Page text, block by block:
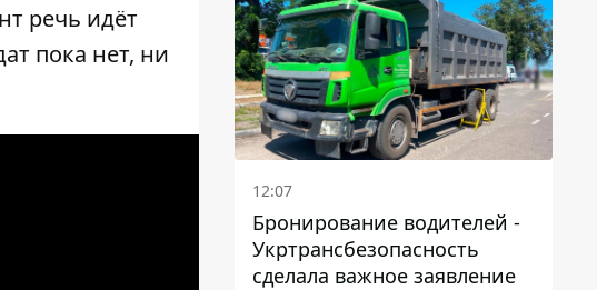
речь идёт
пока нет, ни
12:07
Бронирование водителей -
Укртрансбезопасность
сделала важное заявление